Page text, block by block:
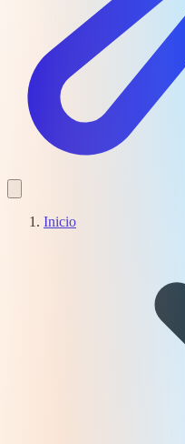
Inicio